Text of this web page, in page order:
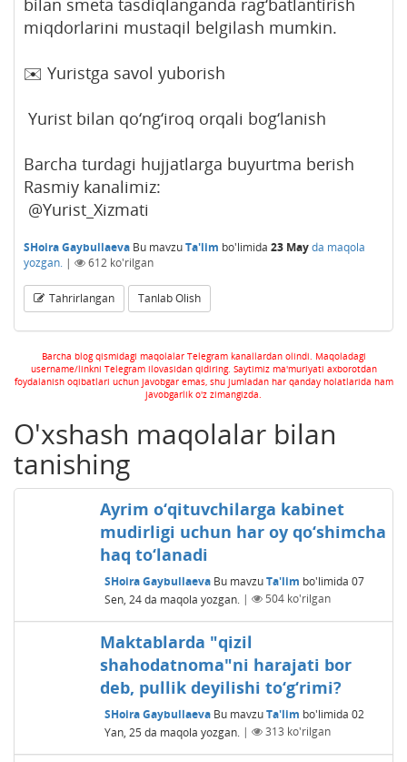
miqdorlarini mustaqil belgilash mumkin.
✉️ Yuristga savol yuborish
Yurist bilan qo‘ng‘iroq orqali bog‘lanish
Barcha turdagi hujjatlarga buyurtma berish
Rasmiy kanalimiz:
@Yurist_Xizmati
SHoira Gaybullaeva Bu mavzuTa'lim bo'limida 23 Mayda maqola
yozgan. | 612 ko'rilgan
Tahrirlangan Tanlab Olish
Barcha blog qismidagi maqolalar Telegram kanallardan olindi. Maqoladagi
username/linkni Telegram ilovasidan qidiring. Saytimiz ma'muriyati axborotdan
foydalanish oqibatlari uchun javobgar emas, shu jumladan har qanday holatlarida ham
javobgarlik o'z zimangizda.
O'xshash maqolalar bilan
tanishing
Ayrim o‘qituvchilarga kabinet
mudirligi uchun har oy qo‘shimcha
haq to‘lanadi
SHoira Gaybullaeva Bu mavzuTa'lim bo'limida 07
Sen, 24 da maqola yozgan. | 504ko'rilgan
Maktablarda "qizil
shahodatnoma"ni harajati bor
deb, pullik deyilishi to‘g‘rimi?
SHoira Gaybullaeva Bu mavzuTa'lim bo'limida 02
Yan, 25 da maqola yozgan. | 313 ko'rilgan